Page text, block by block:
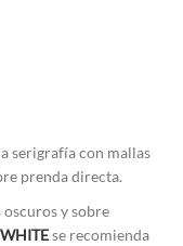
serigrafía con mallas
prenda directa.
y sobre
se recomienda